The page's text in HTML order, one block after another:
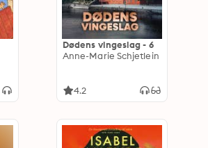
Dødens vingeslag - 6
Anne-Marie Schjetlein
4.2